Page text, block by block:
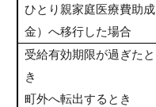
ひとり親家庭医療費助成
金）へ移行した場合
受給有効期限が過ぎたと
き
町外へ転出するとき